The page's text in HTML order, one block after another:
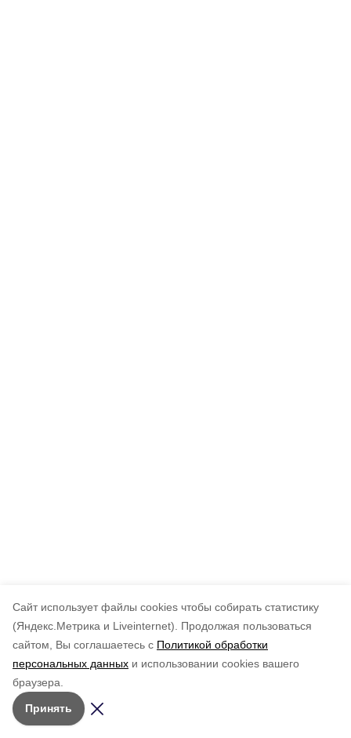
Cайт использует файлы cookies чтобы собирать статистику
(Яндекс.Метрика и Liveinternet).
Продолжая пользоваться
сайтом, Вы соглашаетесь с Политикой обработки
персональных данных и использовании cookies вашего
браузера.
Принять